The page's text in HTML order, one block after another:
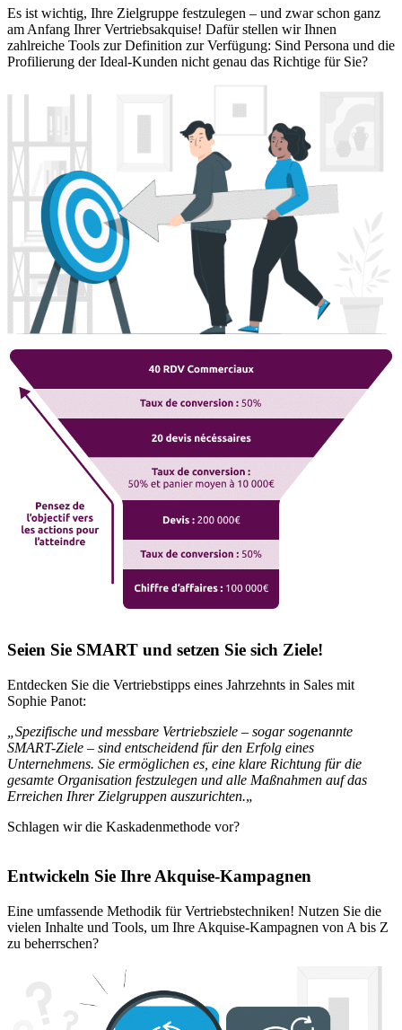
Es ist wichtig, Ihre Zielgruppe festzulegen – und zwar schon ganz
am Anfang Ihrer Vertriebsakquise! Dafür stellen wir Ihnen
zahlreiche Tools zur Definition zur Verfügung: Sind Persona und die
Profilierung der Ideal-Kunden nicht genau das Richtige für Sie?
Seien Sie SMART und setzen Sie sich Ziele!
Entdecken Sie die Vertriebstipps eines Jahrzehnts in Sales mit
Sophie Panot:
„Spezifische und messbare Vertriebsziele – sogar sogenannte
SMART-Ziele – sind entscheidend für den Erfolg eines
Unternehmens. Sie ermöglichen es, eine klare Richtung für die
gesamte Organisation festzulegen und alle Maßnahmen auf das
Erreichen Ihrer Zielgruppen auszurichten.„
Schlagen wir die Kaskadenmethode vor?
Entwickeln Sie Ihre Akquise-Kampagnen
Eine umfassende Methodik für Vertriebstechniken! Nutzen Sie die
vielen Inhalte und Tools, um Ihre Akquise-Kampagnen von A bis Z
zu beherrschen?